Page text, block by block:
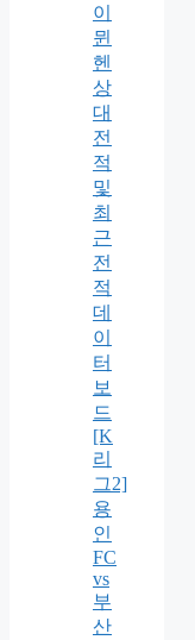
이
뮌
헨
상
대
전
적
및
최
근
전
적
데
이
터
보
드
[K
리
그2]
용
인
FC
vs
부
산